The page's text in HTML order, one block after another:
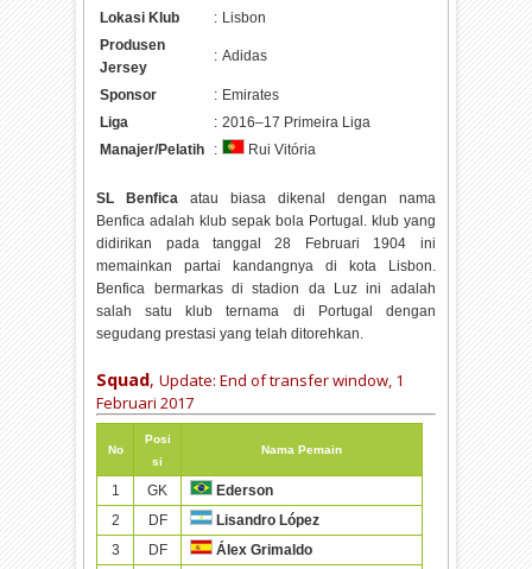
Lokasi Klub : Lisbon
Produsen
Jersey
: Adidas
Sponsor : Emirates
Liga
: 2016–17 Primeira Liga
Manajer/Pelatih
: Rui Vitória
SL Benfica atau biasa dikenal dengan nama
Benfica adalah klub sepak bola Portugal. klub yang
didirikan pada tanggal 28 Februari 1904 ini
memainkan partai kandangnya di kota Lisbon.
Benfica bermarkas di stadion da Luz ini adalah
salah satu klub ternama di Portugal dengan
segudang prestasi yang telah ditorehkan.
Squad,Update:End of transfer window, 1
Februari 2017
No
Posi
si
Nama Pemain
1 GK
Ederson
2
DF
Lisandro López
3
DF
Álex Grimaldo